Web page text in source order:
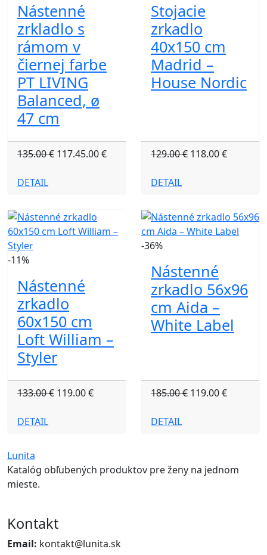
Nástenné
zrkladlo s
rámom v
čiernej farbe
PT LIVING
Balanced, ø
47 cm
135.00 € 117.45.00 €
DETAIL
Stojacie
zrkadlo
40x150 cm
Madrid –
House Nordic
129.00 € 118.00 €
DETAIL
-11%
Nástenné
zrkadlo
60x150 cm
Loft William –
Styler
133.00 € 119.00 €
DETAIL
-36%
Nástenné
zrkadlo 56x96
cm Aida –
White Label
185.00 € 119.00 €
DETAIL
Lunita
Katalóg obľubených produktov pre ženy na jednom
mieste.
Kontakt
Email: kontakt@lunita.sk